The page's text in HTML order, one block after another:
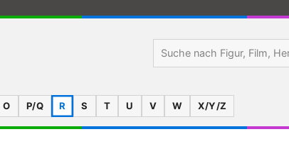
O P/Q R S T U V W X/Y/Z